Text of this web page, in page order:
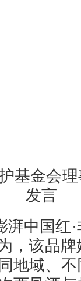
基金会
发言
湃中国红
，该品
地域、